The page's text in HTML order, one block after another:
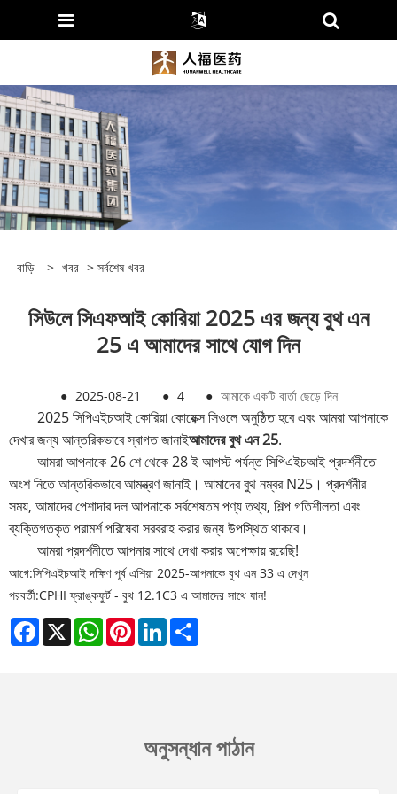
বাড়ি > খবর > সর্বশেষ খবর
সিউলে সিএফআই কোরিয়া 2025 এর জন্য বুথ এন
25 এ আমাদের সাথে যোগ দিন
● 2025-08-21 ● 4 ● আমাকে একটি বার্তা ছেড়ে দিন
2025 সিপিএইচআই কোরিয়া কোয়েক্স সিওলে অনুষ্ঠিত হবে এবং আমরা আপনাকে
দেখার জন্য আন্তরিকভাবে স্বাগত জানাইআমাদের বুথ এন 25.
আমরা আপনাকে 26 শে থেকে 28 ই আগস্ট পর্যন্ত সিপিএইচআই প্রদর্শনীতে
অংশ নিতে আন্তরিকভাবে আমন্ত্রণ জানাই। আমাদের বুথ নম্বর N25। প্রদর্শনীর
সময়, আমাদের পেশাদার দল আপনাকে সর্বশেষতম পণ্য তথ্য, শিল্প গতিশীলতা এবং
ব্যক্তিগতকৃত পরামর্শ পরিষেবা সরবরাহ করার জন্য উপস্থিত থাকবে।
আমরা প্রদর্শনীতে আপনার সাথে দেখা করার অপেক্ষায় রয়েছি!
আগে:সিপিএইচআই দক্ষিণ পূর্ব এশিয়া 2025-আপনাকে বুথ এন 33 এ দেখুন
পরবর্তী:CPHI ফ্রাঙ্কফুর্ট - বুথ 12.1C3 এ আমাদের সাথে যান!
Facebook
X WhatsAppPinterestLinkedIn
অনুসন্ধান পাঠান